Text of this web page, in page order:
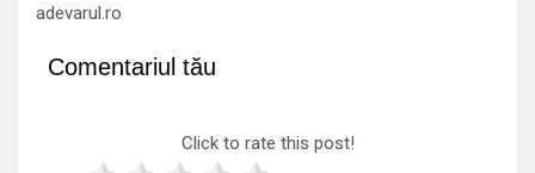
adevarul.ro
Comentariul tău
Click to rate this post!